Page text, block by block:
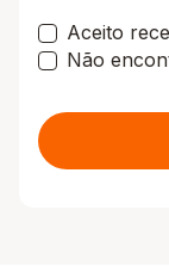
Aceito
Não